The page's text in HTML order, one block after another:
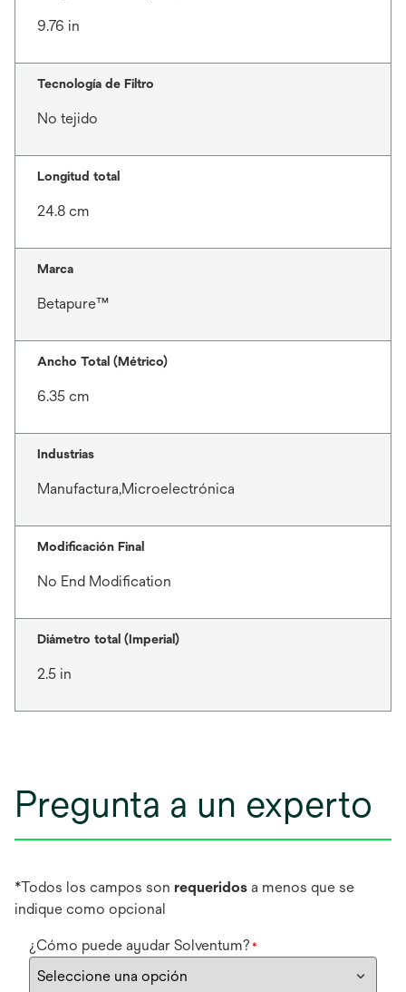
9.76 in
Tecnología de Filtro
No tejido
Longitud total
24.8 cm
Marca
Betapure™
Ancho Total (Métrico)
6.35 cm
Industrias
Manufactura,Microelectrónica
Modificación Final
No End Modification
Diámetro total (Imperial)
2.5 in
Pregunta a un experto
*Todos los campos son requeridos a menos que se
indique como opcional
¿Cómo puede ayudar Solventum? *